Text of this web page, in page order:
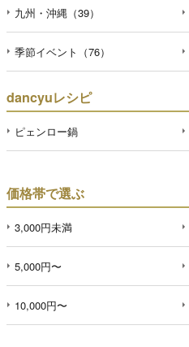
九州・沖縄（39）
季節イベント（76）
dancyuレシピ
ピェンロー鍋
価格帯で選ぶ
3,000円未満
5,000円〜
10,000円〜